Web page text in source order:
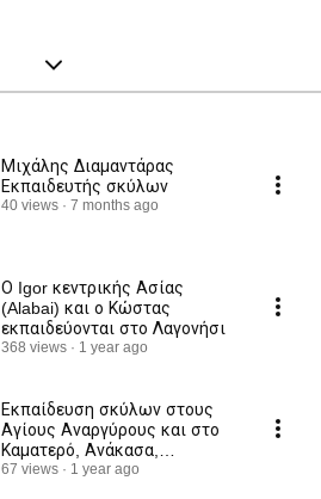
Μιχάλης Διαμαντάρας
Εκπαιδευτής σκύλων
40 views 7 months ago
Ο Igor κεντρικής Ασίας
(Alabai) και ο Κώστας
εκπαιδεύονται στο Λαγονήσι
368 views 1 year ago
Εκπαίδευση σκύλων στους
Αγίους Αναργύρους και στο
Καματερό, Ανάκασα,
Μυκονιάτικα, Γεροβουνό κ.α
67 views 1 year ago